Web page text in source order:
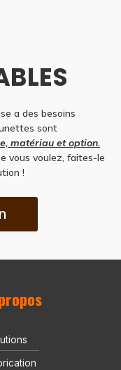
a des besoins
sont
matériau et option.
vous voulez, faites-le
!